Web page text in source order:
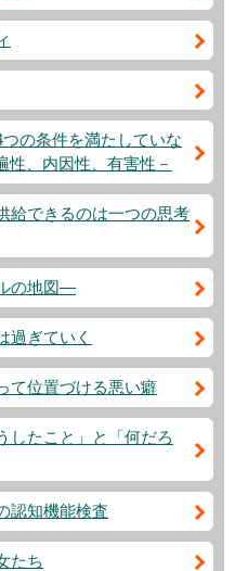
の条件を満たしていな
性、内因性、有害性－
できるのは一つの思考
の地図―
ぎていく
て位置づける悪い癖
たこと」と「何だろ
認知機能検査
たち